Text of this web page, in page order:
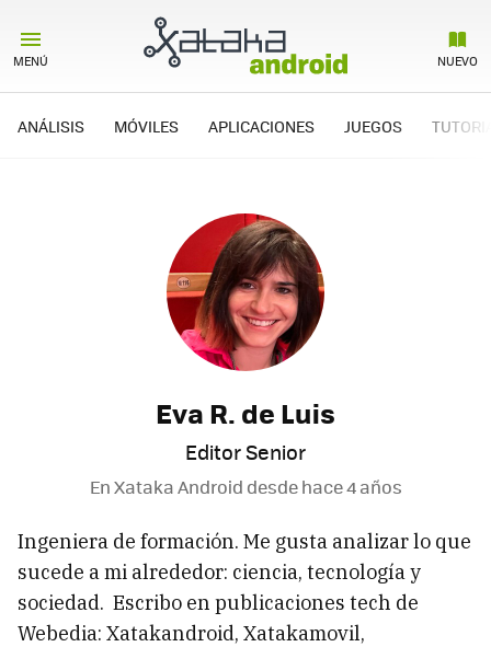
MENÚ NUEVO
ANÁLISIS MÓVILES APLICACIONES JUEGOS
Eva R. de Luis
Editor Senior
En Xataka Android desdehace 4 años
Ingeniera de formación. Me gusta analizar lo que
sucede a mi alrededor: ciencia, tecnología y
sociedad. Escribo en publicaciones tech de
Webedia: Xatakandroid, Xatakamovil,